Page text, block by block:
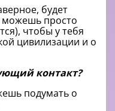
будет
можешь просто
чтобы у тебя
цивилизации и о
контакт?
подумать о